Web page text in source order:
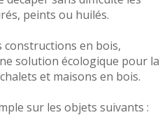
peints ou huilés.
constructions en bois,
solution écologique pour la
et maisons en bois.
sur les objets suivants :